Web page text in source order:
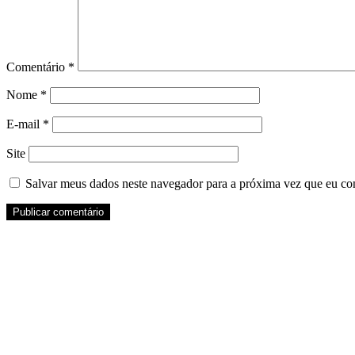
Comentário *
Nome *
E-mail *
Site
Salvar meus dados neste navegador para a próxima vez que eu